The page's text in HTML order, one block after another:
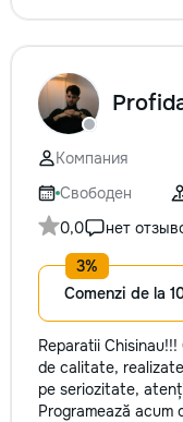
Компания
Свободен
0,0
нет
Comenzi de la
Reparatii
de calitate,
pe seriozitate,
Programează